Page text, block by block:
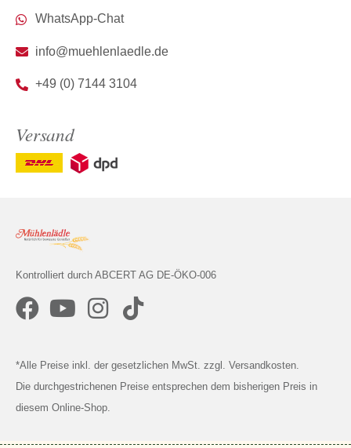
Kontrolliert durch ABCERT AG DE-ÖKO-006
*Alle Preise inkl. der gesetzlichen MwSt. zzgl. Versandkosten.
Die durchgestrichenen Preise entsprechen dem bisherigen Preis in
diesem Online-Shop.
WhatsApp-Chat
info@muehlenlaedle.de
+49 (0) 7144 3104
Versand